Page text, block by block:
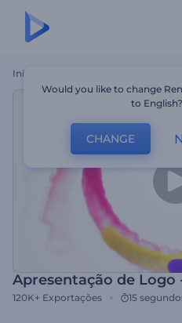
Início Apresentação
Apresentação de Logo
120K+ Exportações 15
Would you like to change
to English?
CHANGE